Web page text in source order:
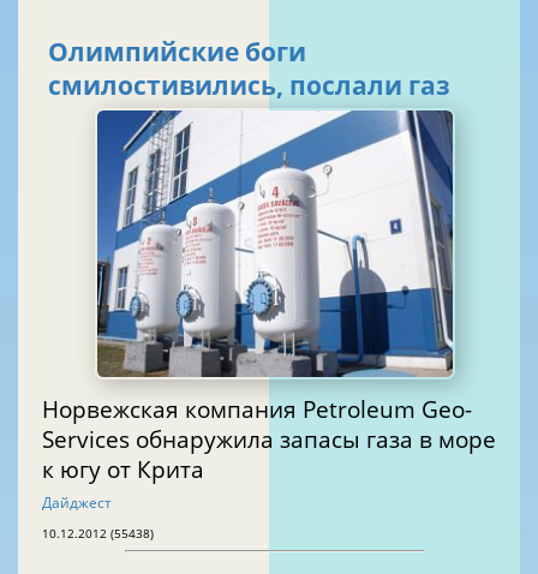
Олимпийские боги
смилостивились, послали газ
Норвежская компания Petroleum Geo-
Services обнаружила запасы газа в море
к югу от Крита
Дайджест
10.12.2012 (55438)